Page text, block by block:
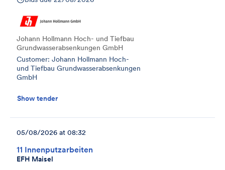
Johann Hollmann Hoch- und Tiefbau
Grundwasserabsenkungen GmbH
Customer: Johann Hollmann Hoch-
und Tiefbau Grundwasserabsenkungen
GmbH
Show tender
11 Innenputzarbeiten
EFH Maisel
05/08/2026 at 08:32